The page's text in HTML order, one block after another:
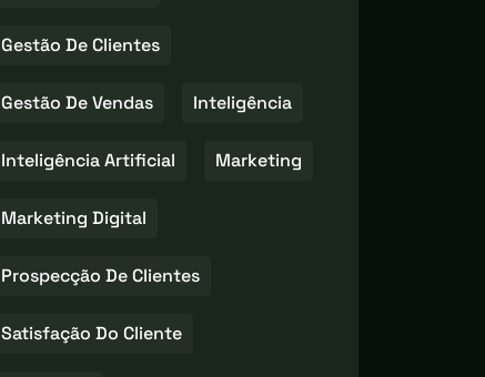
Gestão De Clientes
Gestão De Vendas Inteligência
Inteligência Artificial Marketing
Marketing Digital
Prospecção De Clientes
Satisfação Do Cliente